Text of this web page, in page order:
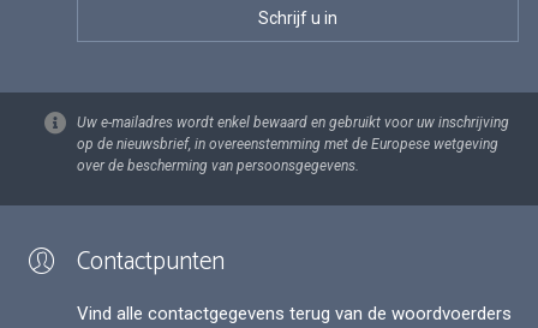
Uw e-mailadres wordt enkel bewaard en gebruikt voor uw inschrijving
op de nieuwsbrief, in overeenstemming met de Europese wetgeving
over de bescherming van persoonsgegevens.
Contactpunten
Vind alle contactgegevens terug van de woordvoerders